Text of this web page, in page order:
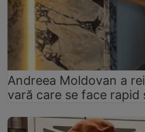
Andreea Moldovan a
vară care se face rapid